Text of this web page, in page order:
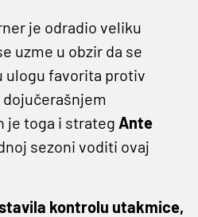
je odradio veliku
uzme u obzir da se
ulogu favorita protiv
dojučerašnjem
je toga i strateg Ante
sezoni voditi ovaj
kontrolu utakmice,